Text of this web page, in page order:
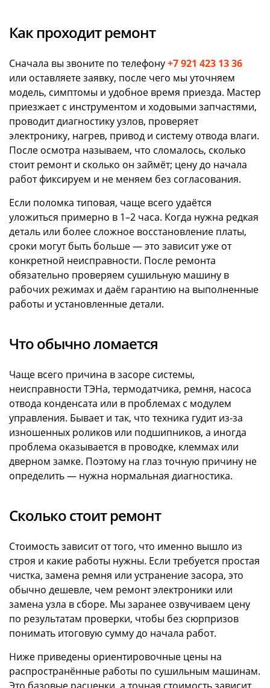
Как проходит ремонт
Сначала вы звоните по телефону+7 921 423 13 36
или оставляете заявку, после чего мы уточняем
модель, симптомы и удобное время приезда. Мастер
приезжает с инструментом и ходовыми запчастями,
проводит диагностику узлов, проверяет
электронику, нагрев, привод и систему отвода влаги.
После осмотра называем, что сломалось, сколько
стоит ремонт и сколько он займёт; цену до начала
работ фиксируем и не меняем без согласования.
Если поломка типовая, чаще всего удаётся
уложиться примерно в 1–2 часа. Когда нужна редкая
деталь или более сложное восстановление платы,
сроки могут быть больше — это зависит уже от
конкретной неисправности. После ремонта
обязательно проверяем сушильную машину в
рабочих режимах и даём гарантию на выполненные
работы и установленные детали.
Что обычно ломается
Чаще всего причина в засоре системы,
неисправности ТЭНа, термодатчика, ремня, насоса
отвода конденсата или в проблемах с модулем
управления. Бывает и так, что техника гудит из-за
изношенных роликов или подшипников, а иногда
проблема оказывается в проводке, клеммах или
дверном замке. Поэтому на глаз точную причину не
определить — нужна нормальная диагностика.
Сколько стоит ремонт
Стоимость зависит от того, что именно вышло из
строя и какие работы нужны. Если требуется простая
чистка, замена ремня или устранение засора, это
обычно дешевле, чем ремонт электроники или
замена узла в сборе. Мы заранее озвучиваем цену
по результатам проверки, чтобы без сюрпризов
понимать итоговую сумму до начала работ.
Ниже приведены ориентировочные цены на
распространённые работы по сушильным машинам.
Это базовые расценки, а точная стоимость зависит